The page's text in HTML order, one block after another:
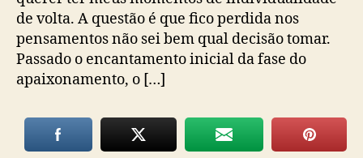
de volta. A questão é que fico perdida nos
pensamentos não sei bem qual decisão tomar.
Passado o encantamento inicial da fase do
apaixonamento, o […]